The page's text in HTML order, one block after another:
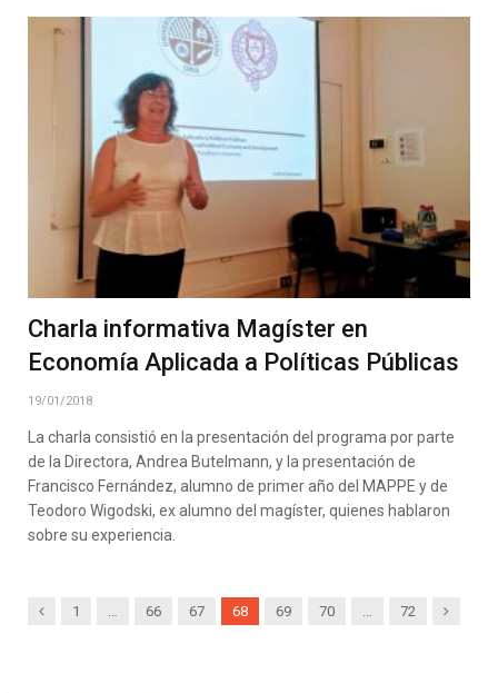
Charla informativa Magíster en
Economía Aplicada a Políticas Públicas
19/01/2018
La charla consistió en la presentación del programa por parte
de la Directora, Andrea Butelmann, y la presentación de
Francisco Fernández, alumno de primer año del MAPPE y de
Teodoro Wigodski, ex alumno del magíster, quienes hablaron
sobre su experiencia.
Previous
1 66 67 68 69 70 72 Next